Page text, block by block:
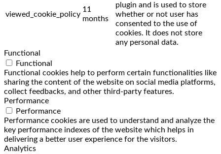
viewed_cookie_policy
11
months
plugin and is used to store
whether or not user has
consented to the use of
cookies. It does not store
any personal data.
Functional
Functional
Functional cookies help to perform certain functionalities like
sharing the content of the website on social media platforms,
collect feedbacks, and other third-party features.
Performance
Performance
Performance cookies are used to understand and analyze the
key performance indexes of the website which helps in
delivering a better user experience for the visitors.
Analytics